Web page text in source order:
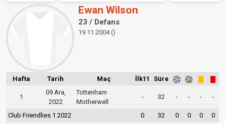
Ewan Wilson
23 / Defans
19.11.2004 ()
Hafta Tarih Maç İlk11 Süre
1
09 Ara,
2022
Tottenham
Motherwell
- 32 - - - -
Club Friendlies 1 2022 0 32 0 0 0 0